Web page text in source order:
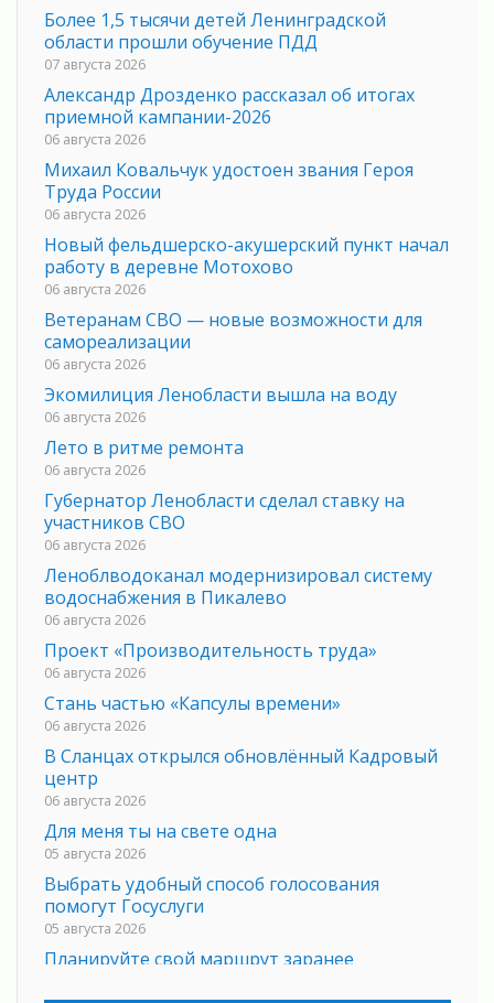
Более 1,5 тысячи детей Ленинградской
области прошли обучение ПДД
07 августа 2026
Александр Дрозденко рассказал об итогах
приемной кампании-2026
06 августа 2026
Михаил Ковальчук удостоен звания Героя
Труда России
06 августа 2026
Новый фельдшерско-акушерский пункт начал
работу в деревне Мотохово
06 августа 2026
Ветеранам СВО — новые возможности для
самореализации
06 августа 2026
Экомилиция Ленобласти вышла на воду
06 августа 2026
Лето в ритме ремонта
06 августа 2026
Губернатор Ленобласти сделал ставку на
участников СВО
06 августа 2026
Леноблводоканал модернизировал систему
водоснабжения в Пикалево
06 августа 2026
Проект «Производительность труда»
06 августа 2026
Стань частью «Капсулы времени»
06 августа 2026
В Сланцах открылся обновлённый Кадровый
центр
06 августа 2026
Для меня ты на свете одна
05 августа 2026
Выбрать удобный способ голосования
помогут Госуслуги
05 августа 2026
Планируйте свой маршрут заранее